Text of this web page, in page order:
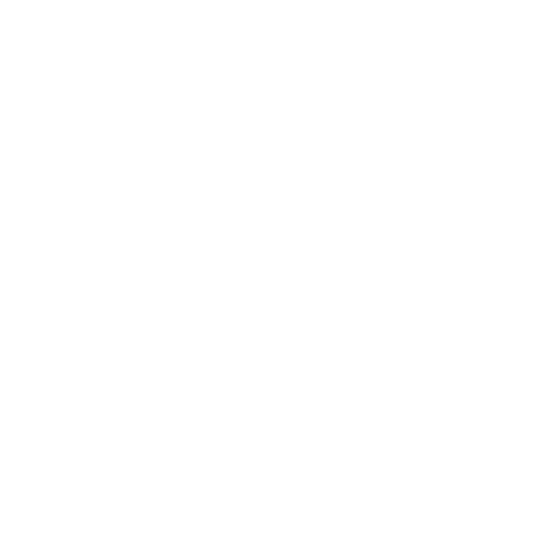
as reais vendedoras do café para o
em Minas Gerais, foi